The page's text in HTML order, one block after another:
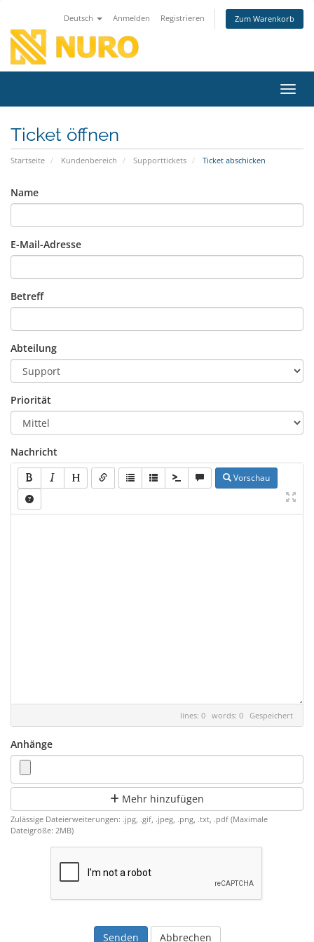
Deutsch Anmelden Registrieren Zum Warenkorb
Ticket öffnen
Startseite Kundenbereich Supporttickets Ticket abschicken
Name
E-Mail-Adresse
Betreff
Abteilung
Priorität
Nachricht
Vorschau
lines: 0 words: 0 Gespeichert
Anhänge
Mehr hinzufügen
Zulässige Dateierweiterungen: .jpg, .gif, .jpeg, .png, .txt, .pdf (Maximale
Dateigröße: 2MB)
Abbrechen